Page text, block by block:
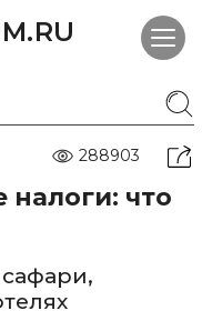
288903
налоги: что